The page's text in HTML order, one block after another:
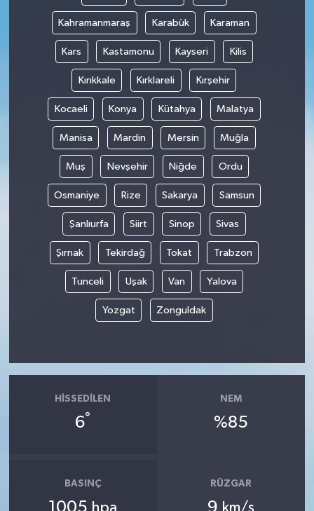
Kahramanmaraş Karabük Karaman
Kars Kastamonu Kayseri Kilis
Kırıkkale Kırklareli Kırşehir
Kocaeli Konya Kütahya Malatya
Manisa Mardin Mersin Muğla
Muş Nevşehir Niğde Ordu
Osmaniye Rize Sakarya Samsun
Şanlıurfa Siirt Sinop Sivas
Şırnak Tekirdağ Tokat Trabzon
Tunceli Uşak Van Yalova
Yozgat Zonguldak
HISSEDILEN
6°
NEM
%85
BASINÇ RÜZGAR